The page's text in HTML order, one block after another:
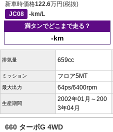
新車時価格122.6万円(税抜)
JC08
-km/L
満タンでどこまで走る？
-km
排気量 659cc
ミッション フロア5MT
最大出力 64ps/6400rpm
生産期間
2002年01月～200
3年04月
660 ターボG 4WD